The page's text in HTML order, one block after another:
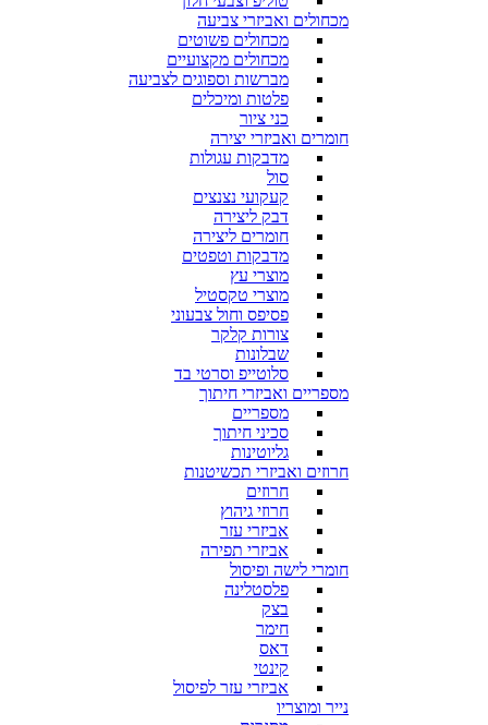
מכחולים ואביזרי צביעה
מכחולים פשוטים
מכחולים מקצועיים
מברשות וספוגים לצביעה
פלטות ומיכלים
כני ציור
חומרים ואביזרי יצירה
מדבקות עגולות
סול
קעקועי נצנצים
דבק ליצירה
חומרים ליצירה
מדבקות וטפטים
מוצרי עץ
מוצרי טקסטיל
פסיפס וחול צבעוני
צורות קלקר
שבלונות
סלוטייפ וסרטי בד
מספריים ואביזרי חיתוך
מספריים
סכיני חיתוך
גליוטינות
חרוזים ואביזרי תכשיטנות
חרוזים
חרוזי גיהוץ
אביזרי עזר
אביזרי תפירה
חומרי לישה ופיסול
פלסטלינה
בצק
חימר
דאס
קינטי
אביזרי עזר לפיסול
נייר ומוצריו